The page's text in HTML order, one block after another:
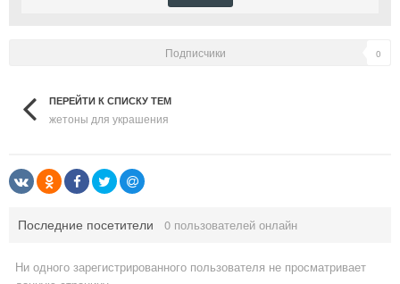
Подписчики 0
ПЕРЕЙТИ К СПИСКУ ТЕМ
жетоны для украшения
Последние посетители 0 пользователей онлайн
Ни одного зарегистрированного пользователя не просматривает